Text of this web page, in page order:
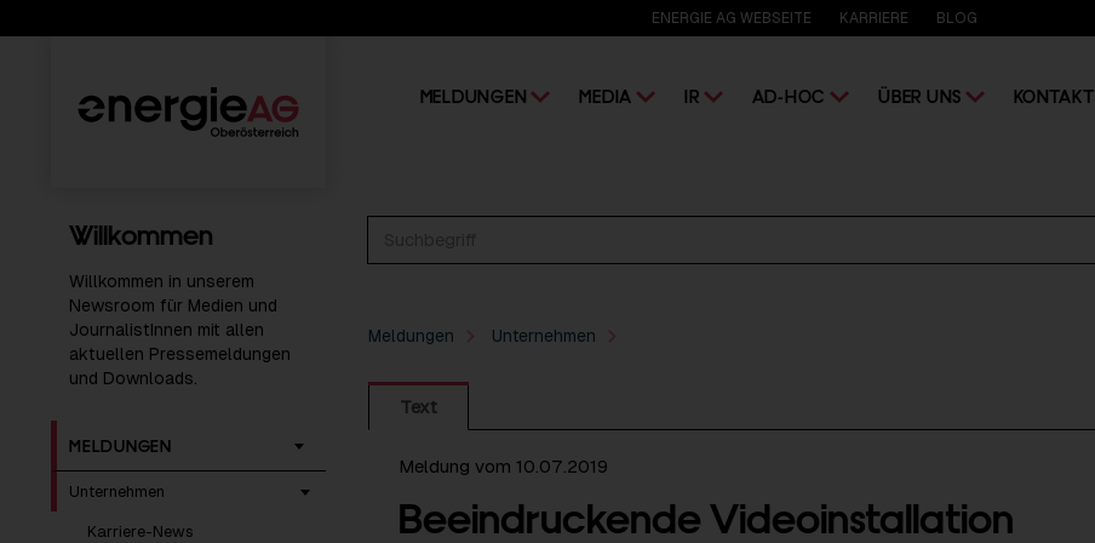
ENERGIE AG WEBSEITE KARRIERE BLOG
MELDUNGEN MEDIA IR AD-HOC ÜBER UNS KONTAKT
Willkommen
Willkommen in unserem
Newsroom für Medien und
JournalistInnen mit allen
aktuellen Pressemeldungen
und Downloads.
MELDUNGEN
Unternehmen
Karriere-News
Meldungen Unternehmen
Text
Meldung vom 10.07.2019
Beeindruckende Videoinstallation